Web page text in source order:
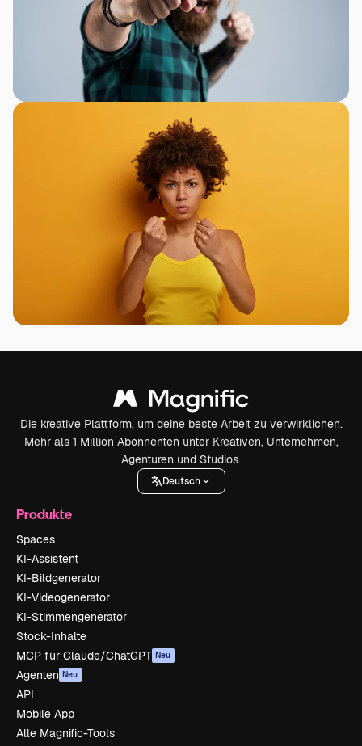
Die kreative Plattform, um deine beste Arbeit zu verwirklichen.
Mehr als 1 Million Abonnenten unter Kreativen, Unternehmen,
Agenturen und Studios.
Deutsch
Produkte
Spaces
KI-Assistent
KI-Bildgenerator
KI-Videogenerator
KI-Stimmengenerator
Stock-Inhalte
MCP für Claude/ChatGPT Neu
Agenten Neu
API
Mobile App
Alle Magnific-Tools